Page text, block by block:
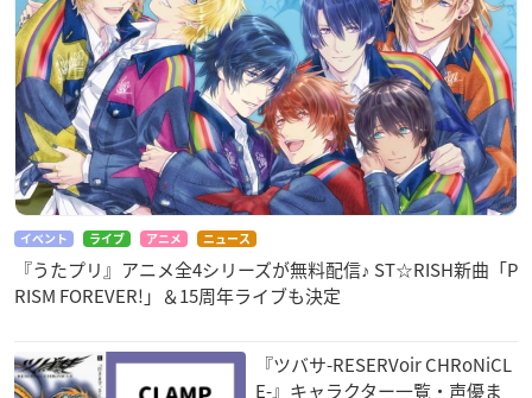
イベント ライブ アニメ ニュース
『うたプリ』アニメ全4シリーズが無料配信♪ ST☆RISH新曲「P
RISM FOREVER!」＆15周年ライブも決定
『ツバサ-RESERVoir CHRoNiCL
E-』キャラクター一覧・声優ま